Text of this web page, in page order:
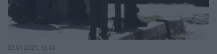
23.01.2025, 13:33